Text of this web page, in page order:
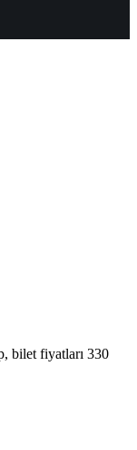
bilet fiyatları 330